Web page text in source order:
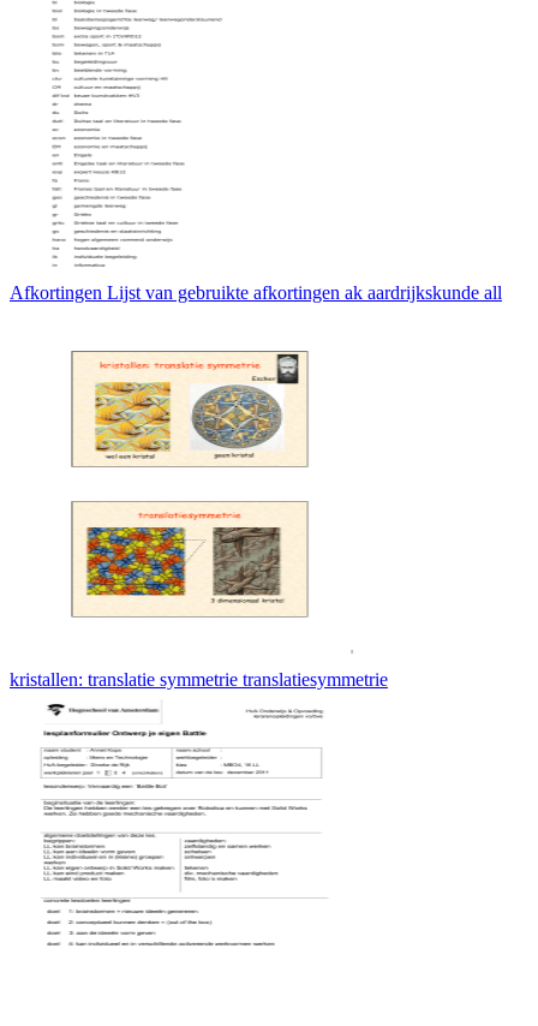
Afkortingen Lijst van gebruikte afkortingen ak aardrijkskunde all
kristallen: translatie symmetrie translatiesymmetrie